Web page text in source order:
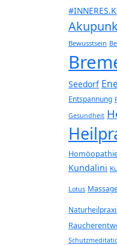
Bewusstsein
Seedorf
Entspannung
Gesundheit
Kundalini
Lotus Massage